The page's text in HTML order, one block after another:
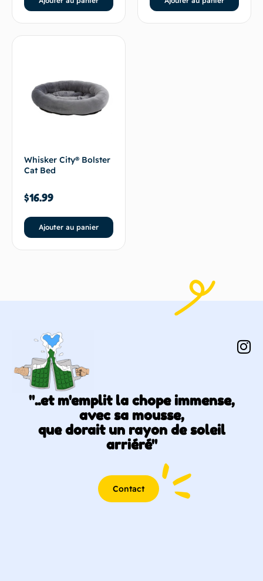
Whisker City® Bolster
Cat Bed
$16.99
Ajouter au panier
"..et m'emplit la chope immense,
avec sa mousse,
que dorait un rayon de soleil
arriéré"
Contact